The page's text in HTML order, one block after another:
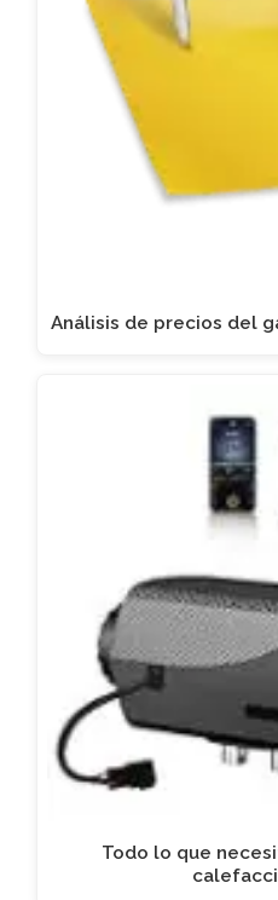
Análisis de precios del
Todo lo que